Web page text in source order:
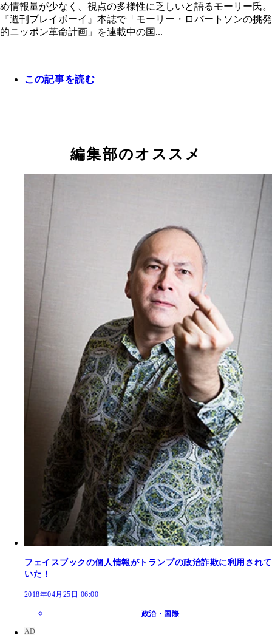
日本人はディベートが苦手で、英語報道から隔絶
いるため情報量が少なく、視点の多様性に乏しい
モーリー氏。
め情報量が少なく、視点の多様性に乏しいと語るモーリー氏。
『週刊プレイボーイ』本誌で「モーリー・ロバートソンの挑発
的ニッポン革命計画」を連載中の国...
この記事を読む
編集部のオススメ
フェイスブックの個人情報がトランプの政治詐欺に利用されて
いた！
2018年04月25日 06:00
政治・国際